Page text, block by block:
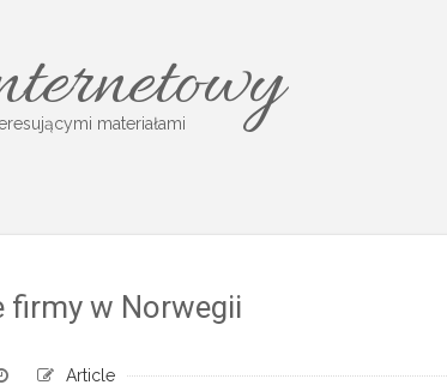
materiałami
firmy w Norwegii
Article